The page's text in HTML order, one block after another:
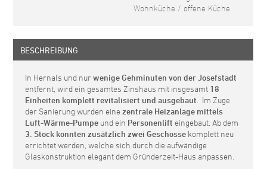
Wohnküche / offene Küche
BESCHREIBUNG
In Hernals und nur wenige Gehminuten von der Josefstadt
entfernt, wird ein gesamtes Zinshaus mit insgesamt 18
Einheiten komplett revitalisiert und ausgebaut . Im Zuge
der Sanierung wurden einezentrale Heizanlage mittels
Luft-Wärme-Pumpe und ein Personenlift eingebaut. Ab dem
3. Stock konnten zusätzlich zwei Geschosse komplett neu
errichtet werden, welche sich durch die aufwändige
Glaskonstruktion elegant dem Gründerzeit-Haus anpassen.